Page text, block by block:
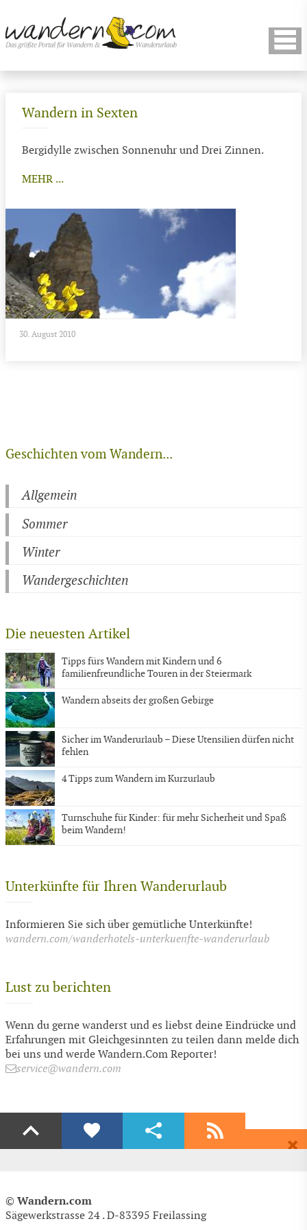
Wandern in Sexten
Bergidylle zwischen Sonnenuhr und Drei Zinnen.
MEHR ...
30. August 2010
Geschichten vom Wandern...
Allgemein
Sommer
Winter
Wandergeschichten
Die neuesten Artikel
Tipps fürs Wandern mit Kindern und 6
familienfreundliche Touren in der Steiermark
Wandern abseits der großen Gebirge
Sicher im Wanderurlaub – Diese Utensilien dürfen nicht
fehlen
4 Tipps zum Wandern im Kurzurlaub
Turnschuhe für Kinder: für mehr Sicherheit und Spaß
beim Wandern!
Unterkünfte für Ihren Wanderurlaub
Informieren Sie sich über gemütliche Unterkünfte!
wandern.com/wanderhotels-unterkuenfte-wanderurlaub
Lust zu berichten
Wenn du gerne wanderst und es liebst deine Eindrücke und
Erfahrungen mit Gleichgesinnten zu teilen dann melde dich
bei uns und werde Wandern.Com Reporter!
service@wandern.com
Liken
Auch über Likes auf Facebook und Google+ freuen wir uns!
Teilen
Blog-Tag(Tag Klettern)
Blog-Beiträge zum Tag Klettern
Abonnieren
© Wandern.com
Sägewerkstrasse 24 . D-83395 Freilassing